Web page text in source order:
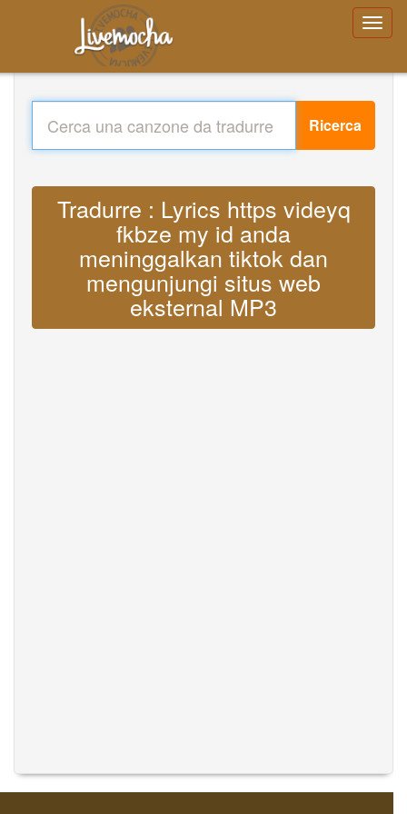
Ricerca
Tradurre : Lyrics https videyq
fkbze my id anda
meninggalkan tiktok dan
mengunjungi situs web
eksternal MP3